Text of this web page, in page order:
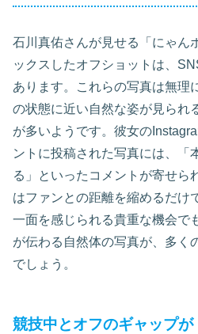
石川真佑さんが見せる「にゃん
ックスしたオフショットは、
あります。これらの写真は無理
の状態に近い自然な姿が見られ
が多いようです。彼女の
ントに投稿された写真には、「
る」といったコメントが寄せら
はファンとの距離を縮めるだけ
一面を感じられる貴重な機会で
が伝わる自然体の写真が、多く
でしょう。
競技中とオフのギャップが